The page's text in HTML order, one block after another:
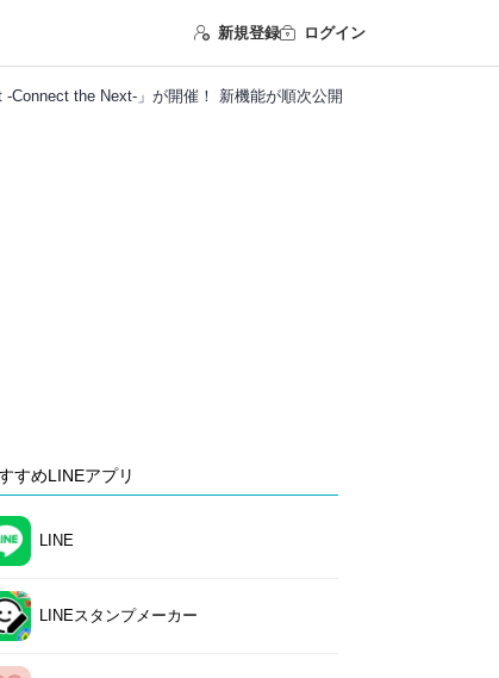
新規登録 ログイン
-Connect the Next-」が開催！ 新機能が順次公開
すめLINEアプリ
LINE
LINEスタンプメーカー